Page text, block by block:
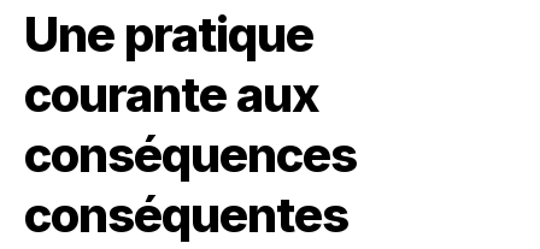
Une pratique
courante aux
conséquences
conséquentes